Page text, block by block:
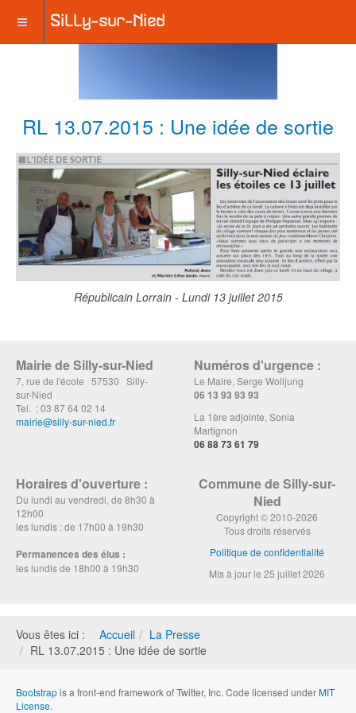
RL 13.07.2015 : Une idée de sortie
Républicain Lorrain - Lundi 13 juillet 2015
Mairie de Silly-sur-Nied
7, rue de l'école 57530 Silly-
sur-Nied
Tel. : 03 87 64 02 14
mairie@silly-sur-nied.fr
Numéros d'urgence :
Le Maire, Serge Wolljung
06 13 93 93 93
La 1ère adjointe, Sonia
Martignon
06 88 73 61 79
Horaires d'ouverture :
Du lundi au vendredi, de 8h30 à
12h00
les lundis : de 17h00 à 19h30
Permanences des élus :
les lundis de 18h00 à 19h30
Commune de Silly-sur-
Nied
Copyright © 2010-2026
Tous droits réservés
Politique de confidentialité
Mis à jour le 25 juillet 2026
Vous êtes ici : Accueil
La Presse
RL 13.07.2015 : Une idée de sortie
Bootstrapis a front-end framework of Twitter, Inc. Code licensed underMIT
License.